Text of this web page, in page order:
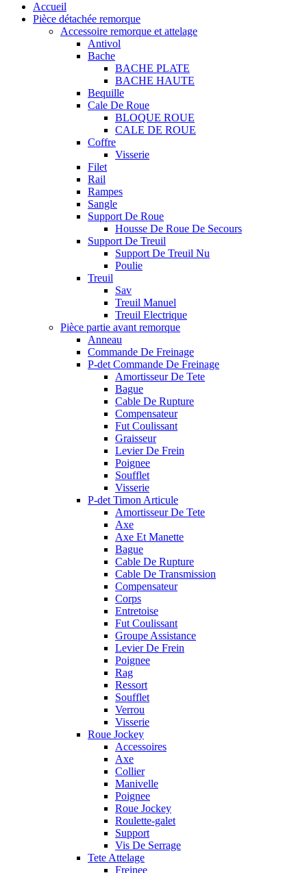
Accueil
Pièce détachée remorque
Accessoire remorque et attelage
Antivol
Bache
BACHE PLATE
BACHE HAUTE
Bequille
Cale De Roue
BLOQUE ROUE
CALE DE ROUE
Coffre
Visserie
Filet
Rail
Rampes
Sangle
Support De Roue
Housse De Roue De Secours
Support De Treuil
Support De Treuil Nu
Poulie
Treuil
Sav
Treuil Manuel
Treuil Electrique
Pièce partie avant remorque
Anneau
Commande De Freinage
P-det Commande De Freinage
Amortisseur De Tete
Bague
Cable De Rupture
Compensateur
Fut Coulissant
Graisseur
Levier De Frein
Poignee
Soufflet
Visserie
P-det Timon Articule
Amortisseur De Tete
Axe
Axe Et Manette
Bague
Cable De Rupture
Cable De Transmission
Compensateur
Corps
Entretoise
Fut Coulissant
Groupe Assistance
Levier De Frein
Poignee
Rag
Ressort
Soufflet
Verrou
Visserie
Roue Jockey
Accessoires
Axe
Collier
Manivelle
Poignee
Roue Jockey
Roulette-galet
Support
Vis De Serrage
Tete Attelage
Freinee